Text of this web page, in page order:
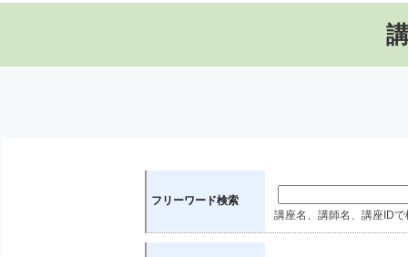
フリーワード検索
講座名、講師名、講座IDで